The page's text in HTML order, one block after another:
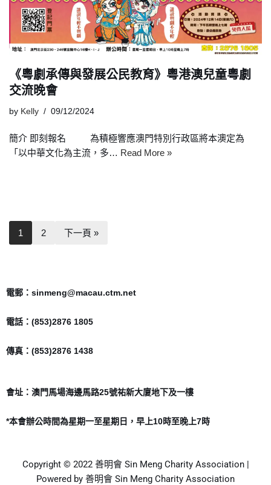
《粵劇承傳與發展公民教育》粵港澳兒童粵劇
交流晚會
by Kelly 09/12/2024
簡介 即刻報名 為積極響應澳門特別行政區將本澳定為
「以中華文化為主流，多… Read More »
1 2 下一頁 »
電郵：sinmeng@macau.ctm.net
電話：(853)2876 1805
傳真：(853)2876 1438
會址：澳門馬場海邊馬路25號祐新大廈地下及一樓
*本會辦公時間為星期一至星期日，早上10時至晚上7時
Copyright © 2022 善明會 Sin Meng Charity Association |
Powered by 善明會 Sin Meng Charity Association